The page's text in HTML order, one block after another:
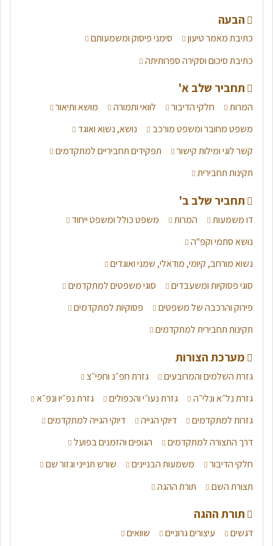
בלשון. היכנסו להסבר מלא כל סוגי הפסוקיות לקראת הבחינה.
סיכום דרכי מסירה - דיבור ישיר, עקיף והסגר
יש מספר דרכים למסור מידע ממקור אחר, ודרכים אלה אנו צריכים
להכיר לבחינה. היכנסו לסיכום מלא של הנושא לקראת בחינת
הבגרות!
הבעה
כתיבת מאמר טיעון
סימני פיסוק ומשמעותם
כתיבת סיכום וסקירה ספרותיתה
תחביר שלב א'
המרות חלקי הדיבור לוואי ותמורה
מושא ותיאור
משפט מחובר ומשפט מורכב
נושא, נשוא ואוגד
קשר לוגי ומילות קישור
תפקידים תחביריים למתקדמים
תקינות תחבירית
תחביר שלב ב'
דו משמעות המרות
משפט כולל ומשפט ייחוד
נושא סתמי וקפ"ה
נשוא מורחב, קיומי, מודאלי, שמני ואוגדים
סוגי פסוקיות ומשעבדים
סוגי משפטים למתקדמים
פירוק והרכבה של משפטים
פסוקיות למתקדמים
תקינות תחבירית למתקדמים
מערכת הצורות
גזרת השלמים והמרובעים
גזרת חפ״נ וחפי״צ
גזרת נל״א ונלי״ה
גזרת נעו״י והכפולים
גזרת נפ״יו ונפ״א
גזרות למתקדמים
דיוקי הגייה
דיוקי הגייה למתקדמים
דרך התצורה למתקדמים
הגופים והזמנים בפועל
חלקי הדיבור
משמעות הבניינים
שורש תנייני וגזור שם
תצורת השם
תורת ההגה
תורת ההגה
דגשים עיצורים גרוניים שוואים